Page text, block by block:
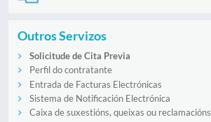
Outros Servizos
Solicitude de Cita Previa
Perfil do contratante
Entrada de Facturas Electrónicas
Sistema de Notificación Electrónica
Caixa de suxestións, queixas ou reclamacións